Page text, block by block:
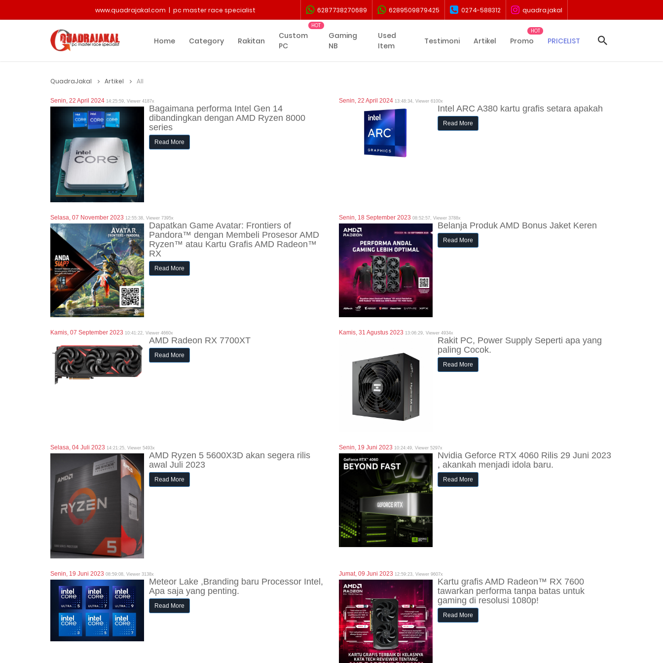
www.quadrajakal.com | pc master race specialist 6287738270689 6289509879425 0274-588312 quadra.jakal
Home Category Rakitan
Custom
PC
Gaming
NB
Used
Item
Testimoni Artikel Promo PRICELIST
QuadraJakal Artikel All
Senin, 22 April 2024 14:25:59, Viewer 4187x
Bagaimana performa Intel Gen 14
dibandingkan dengan AMD Ryzen 8000
series
Read More
Senin, 22 April 2024 13:48:34, Viewer 6100x
Intel ARC A380 kartu grafis setara apakah
Read More
Selasa, 07 November 2023 12:55:38, Viewer 7395x
Dapatkan Game Avatar: Frontiers of
Pandora™ dengan Membeli Prosesor AMD
Ryzen™ atau Kartu Grafis AMD Radeon™
RX
Read More
Senin, 18 September 2023 08:52:57, Viewer 3788x
Belanja Produk AMD Bonus Jaket Keren
Read More
Kamis, 07 September 2023 10:41:22, Viewer 4660x
AMD Radeon RX 7700XT
Read More
Kamis, 31 Agustus 2023 13:06:29, Viewer 4934x
Rakit PC, Power Supply Seperti apa yang
paling Cocok.
Read More
Selasa, 04 Juli 2023 14:21:25, Viewer 5493x
AMD Ryzen 5 5600X3D akan segera rilis
awal Juli 2023
Read More
Senin, 19 Juni 2023 10:24:49, Viewer 5297x
Nvidia Geforce RTX 4060 Rilis 29 Juni 2023
, akankah menjadi idola baru.
Read More
Senin, 19 Juni 2023 08:59:08, Viewer 3138x
Meteor Lake ,Branding baru Processor Intel,
Apa saja yang penting.
Read More
Jumat, 09 Juni 2023 12:59:23, Viewer 9607x
Kartu grafis AMD Radeon™ RX 7600
tawarkan performa tanpa batas untuk
gaming di resolusi 1080p!
Read More